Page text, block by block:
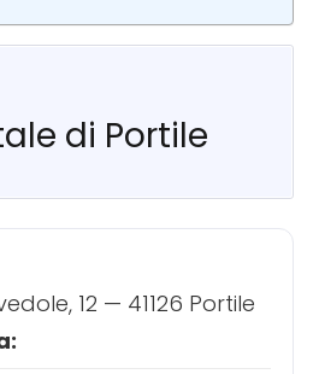
di Portile
12 — 41126 Portile